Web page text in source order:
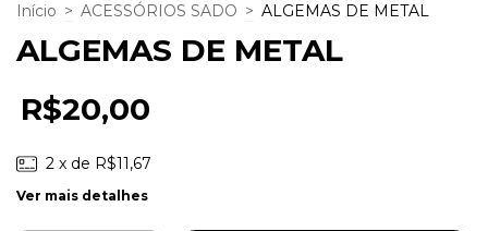
Início > ACESSÓRIOS SADO > ALGEMAS DE METAL
ALGEMAS DE METAL
R$20,00
2 x de R$11,67
Ver mais detalhes